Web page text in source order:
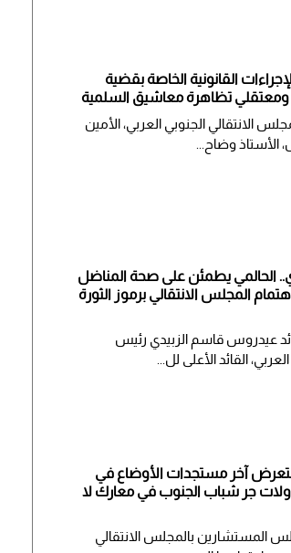
القانونية الخاصة بقضية
ومعتقلي تظاهرة معاشيق السلمية
الانتقالي الجنوبي العربي، الأمين
الأستاذ وضاح...
الحالمي يطمئن على صحة المناضل
المجلس الانتقالي برموز الثورة
عيدروس قاسم الزبيدي رئيس
القائد الأعلى لل...
آخر مستجدات الأوضاع في
جر شباب الجنوب في معارك لا
المستشارين بالمجلس الانتقالي